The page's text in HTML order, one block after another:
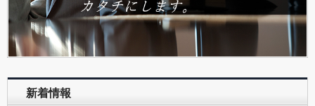
新着情報